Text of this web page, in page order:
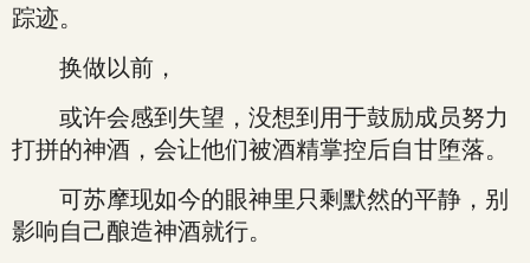
踪迹。
换做以前，
或许会感到失望，没想到用于鼓励成员努力
打拼的神酒，会让他们被酒精掌控后自甘堕落。
可苏摩现如今的眼神里只剩默然的平静，别
影响自己酿造神酒就行。